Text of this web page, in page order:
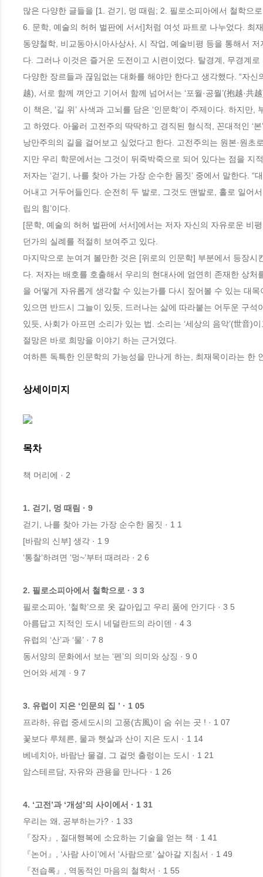
많은 다양한 글들을 [1. 걷기, 멍 때림; 2. 필로소피아에서 철학으로
6. 문학, 예술의 허허 벌판에 서서]처럼 여섯 파트로 나누었다. 최
동양철학, 비교동아시아사상사, 시 작업, 예술비평 등을 통해서
다. 그러나 이것은 즐거운 도전이고 시련이었다. 탈경계, 무경계
다양한 장르들과 끊임없는 대화를 해야만 한다고 생각했다. “자신
越), 서로 함께 껴안고 기어서 함께 넘어서는 ‘포월·공월’(抱越·共
이 책은, ‘길 위’ 사색과 고뇌를 담은 ‘인문학’이 주제이다. 하지
고 하였다. 아울러 고전주의 딱딱하고 경직된 형식적, 꼰대적인 ‘
낭만주의의 길을 걸어보고 싶었다고 한다. 고전주의는 원본·원
지만 우리 학문에서는 그것이 뒤죽박죽으로 되어 있다는 점을 지
저자는 ‘걷기, 나를 찾아 가는 가장 순수한 몸짓’ 중에서 말한다.
어내고 거두어들인다. 순전히 두 발로, 그것도 맨발로, 홀로 일어
립의 힘’이다.
[문학, 예술의 허허 벌판에 서서]에서는 저자 자신의 자유로운 비
던가의 실례를 적절히 보여주고 있다.
마지막으로 눈여겨 볼만한 것은 [위로의 인문학] 부분에서 등장시
다. 저자는 배호를 호출해서 우리의 현대사에 엄연히 존재한 상처
을 어떻게 자유롭게 생각할 수 있는가를 다시 짚어볼 수 있는 대
있으면 반드시 그늘이 있듯, 드러나는 삶에 따라붙는 어두운 구
있듯, 사회가 아프면 소리가 있는 법. 소리는 ‘세상의 음악’(世音)
절망은 바로 희망을 이야기 하는 근거였다.
여하튼 독특한 인문학의 가능성을 만나게 하는, 최재목이라는 한
상세이미지
목차
책 머리에 · 2
1. 걷기, 멍 때림 · 9
걷기, 나를 찾아 가는 가장 순수한 몸짓 · 1 1
[바람의 신부] 생각 · 1 9
‘통찰’하려면 ‘멍~’부터 때려라 · 2 6
2. 필로소피아에서 철학으로 · 3 3
필로소피아, ‘철학’으로 옷 갈아입고 우리 품에 안기다 · 3 5
아름답고 지적인 도시 네덜란드의 라이덴 · 4 3
유럽의 ‘산’과 ‘물’ · 7 8
동서양의 문화에서 보는 ‘펜’의 의미와 상징 · 9 0
언어와 세계 · 9 7
3. 유럽이 지은 ‘인문의 집 ’ · 1 05
프라하, 유럽 중세도시의 고풍(古風)이 숨 쉬는 곳 ! · 1 07
꽃보다 루체른, 물과 햇살과 산이 지은 도시 · 1 14
베네치아, 바람난 물결, 그 겉멋 출렁이는 도시 · 1 21
암스테르담, 자유와 관용을 만나다 · 1 26
4. ‘고전’과 ‘개성’의 사이에서 · 1 31
우리는 왜, 공부하는가? · 1 33
『장자』, 절대행복에 소요하는 기술을 얻는 책 · 1 41
『논어』, ‘사람 사이’에서 ‘사람으로’ 살아갈 지침서 · 1 49
『전습록』, 역동적인 마음의 철학서 · 1 55